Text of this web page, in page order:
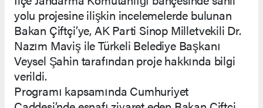
yolu projesine ilişkin incelemelerde bulunan
Bakan Çiftçi’ye, AK Parti Sinop Milletvekili Dr.
Nazım Maviş ile Türkeli Belediye Başkanı
Veysel Şahin tarafından proje hakkında bilgi
verildi.
Programı kapsamında Cumhuriyet